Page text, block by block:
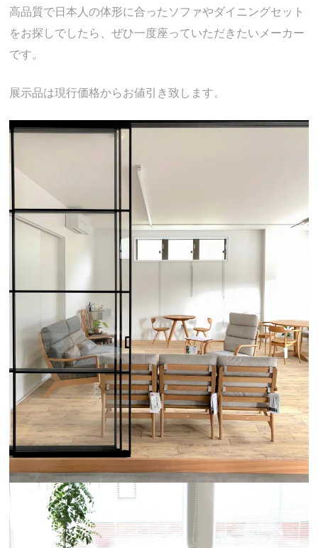
高品質で日本人の体形に合ったソファやダイニングセット
をお探しでしたら、ぜひ一度座っていただきたいメーカー
です。
展示品は現行価格からお値引き致します。